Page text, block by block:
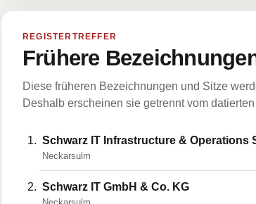
REGISTERTREFFER
Frühere
Diese früheren Bezeichnungen und Sitze
Deshalb erscheinen sie getrennt vom
Schwarz IT Infrastructure & Operations
Neckarsulm
Schwarz IT GmbH & Co. KG